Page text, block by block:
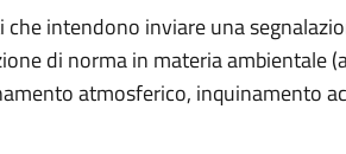
intendono inviare una
di norma in materia ambientale (
atmosferico, inquinamento